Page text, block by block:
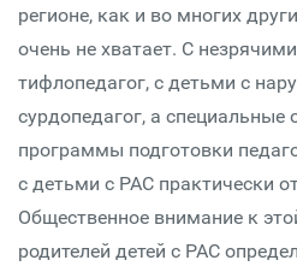
регионе, как и во многих
очень не хватает. С
тифлопедагог, с детьми с
сурдопедагог, а специальные
программы подготовки
с детьми с РАС практически
Общественное внимание к
родителей детей с РАС